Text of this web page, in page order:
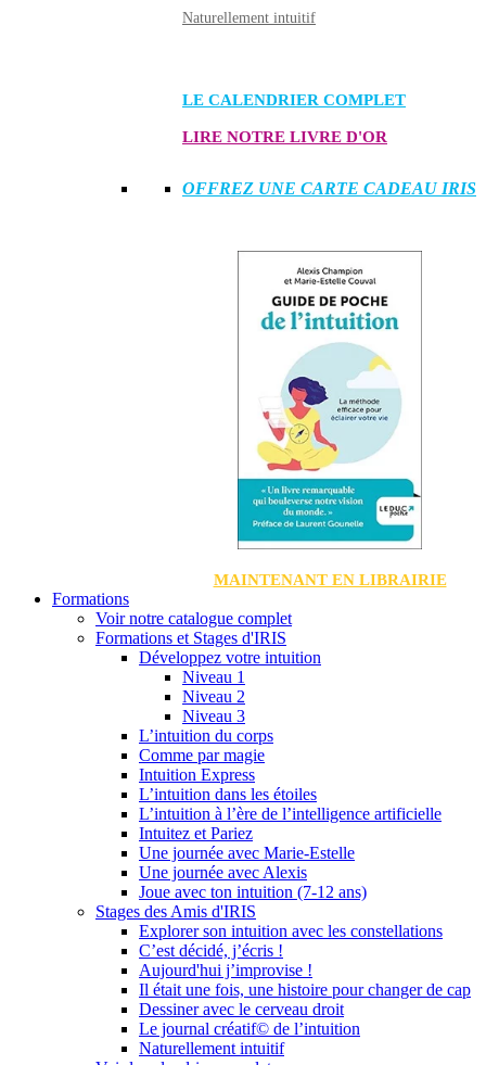
Naturellement intuitif
LE CALENDRIER COMPLET
LIRE NOTRE LIVRE D'OR
OFFREZ UNE CARTE CADEAU IRIS
MAINTENANT EN LIBRAIRIE
Formations
Voir notre catalogue complet
Formations et Stages d'IRIS
Développez votre intuition
Niveau 1
Niveau 2
Niveau 3
L’intuition du corps
Comme par magie
Intuition Express
L’intuition dans les étoiles
L’intuition à l’ère de l’intelligence artificielle
Intuitez et Pariez
Une journée avec Marie-Estelle
Une journée avec Alexis
Joue avec ton intuition (7-12 ans)
Stages des Amis d'IRIS
Explorer son intuition avec les constellations
C’est décidé, j’écris !
Aujourd'hui j’improvise !
Il était une fois, une histoire pour changer de cap
Dessiner avec le cerveau droit
Le journal créatif© de l’intuition
Naturellement intuitif